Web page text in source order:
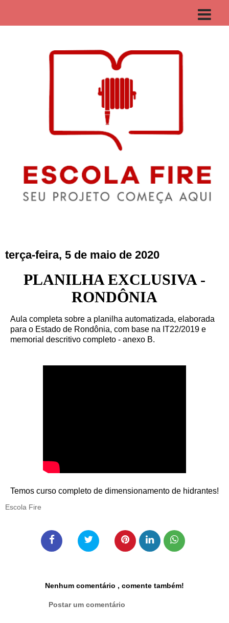
terça-feira, 5 de maio de 2020
PLANILHA EXCLUSIVA -
RONDÔNIA
Aula completa sobre a planilha automatizada, elaborada
para o Estado de Rondônia, com base na IT22/2019 e
memorial descritivo completo - anexo B.
Temos curso completo de dimensionamento de hidrantes!
Escola Fire
Nenhum comentário , comente também!
Postar um comentário